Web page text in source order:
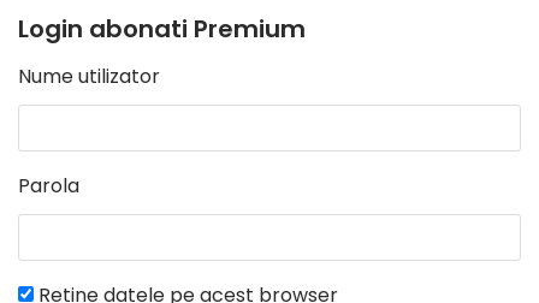
Login abonati Premium
Nume utilizator
Parola
Retine datele pe acest browser